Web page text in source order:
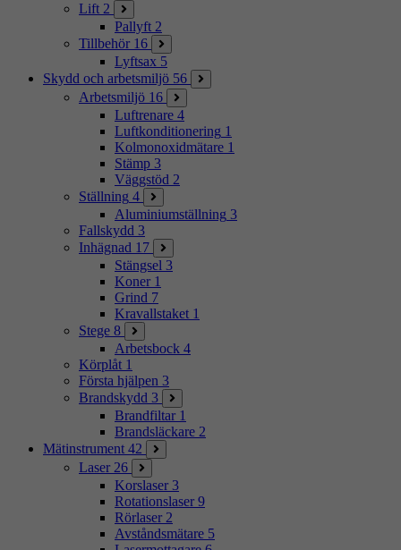
Lift 2
Pallyft 2
Tillbehör 16
Lyftsax 5
Skydd och arbetsmiljö 56
Arbetsmiljö 16
Luftrenare 4
Luftkonditionering 1
Kolmonoxidmätare 1
Stämp 3
Väggstöd 2
Ställning 4
Aluminiumställning 3
Fallskydd 3
Inhägnad 17
Stängsel 3
Koner 1
Grind 7
Kravallstaket 1
Stege 8
Arbetsbock 4
Körplåt 1
Första hjälpen 3
Brandskydd 3
Brandfiltar 1
Brandsläckare 2
Mätinstrument 42
Laser 26
Korslaser 3
Rotationslaser 9
Rörlaser 2
Avståndsmätare 5